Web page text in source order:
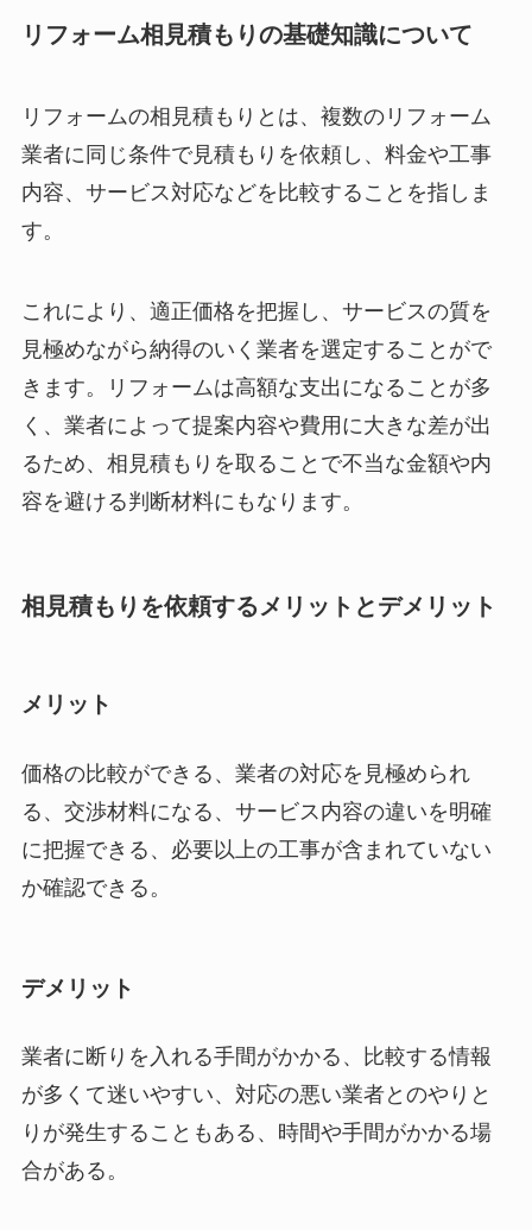
リフォーム相見積もりの基礎知識について
リフォームの相見積もりとは、複数のリフォーム
業者に同じ条件で見積もりを依頼し、料金や工事
内容、サービス対応などを比較することを指しま
す。
これにより、適正価格を把握し、サービスの質を
見極めながら納得のいく業者を選定することがで
きます。リフォームは高額な支出になることが多
く、業者によって提案内容や費用に大きな差が出
るため、相見積もりを取ることで不当な金額や内
容を避ける判断材料にもなります。
相見積もりを依頼するメリットとデメリット
メリット
価格の比較ができる、業者の対応を見極められ
る、交渉材料になる、サービス内容の違いを明確
に把握できる、必要以上の工事が含まれていない
か確認できる。
デメリット
業者に断りを入れる手間がかかる、比較する情報
が多くて迷いやすい、対応の悪い業者とのやりと
りが発生することもある、時間や手間がかかる場
合がある。